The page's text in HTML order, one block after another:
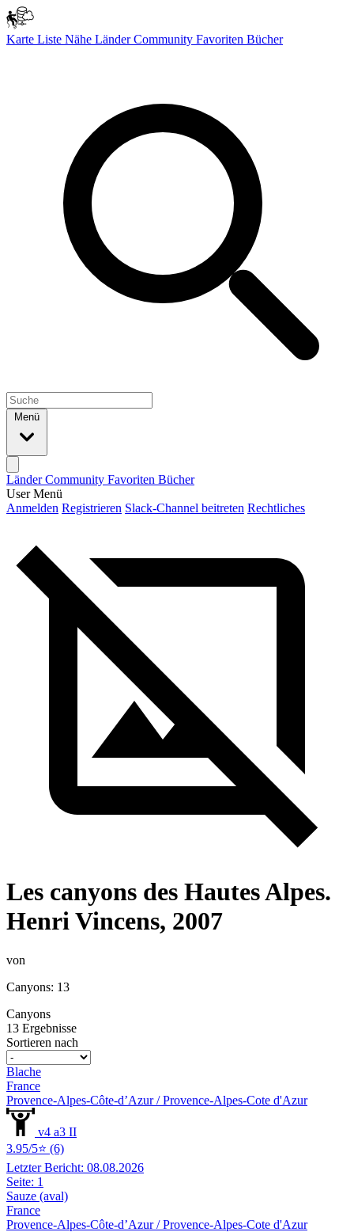
Karte Liste Nähe LänderCommunity Favoriten Bücher
Menü
LänderCommunity Favoriten Bücher
User Menü
Anmelden Registrieren Slack-Channel beitreten Rechtliches
Les canyons des Hautes Alpes.
Henri Vincens, 2007
von
Canyons: 13
Canyons
13 Ergebnisse
Sortieren nach
Blache
France
Provence-Alpes-Côte-d’Azur / Provence-Alpes-Cote d'Azur
v4 a3 II
3.95/5⭐ (6)
Letzter Bericht: 08.08.2026
Seite: 1
Sauze (aval)
France
Provence-Alpes-Côte-d’Azur / Provence-Alpes-Cote d'Azur